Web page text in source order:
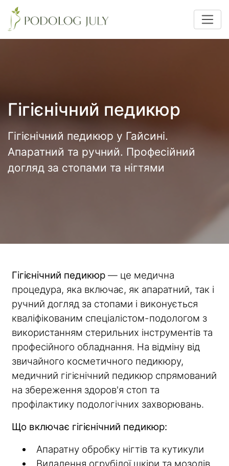
Гігієнічний педикюр
Гігієнічний педикюр у Гайсині.
Апаратний та ручний. Професійний
догляд за стопами та нігтями
Гігієнічний педикюр — це медична
процедура, яка включає, як апаратний, так і
ручний догляд за стопами і виконується
кваліфікованим спеціалістом-подологом з
використанням стерильних інструментів та
професійного обладнання. На відміну від
звичайного косметичного педикюру,
медичний гігієнічний педикюр спрямований
на збереження здоров'я стоп та
профілактику подологічних захворювань.
Що включає гігієнічний педикюр:
Апаратну обробку нігтів та кутикули